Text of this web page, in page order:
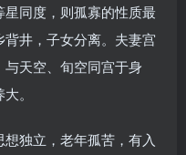
同度，则孤寡的性质最
井，子女分离。夫妻宫
天空、旬空同宫于身
。
独立，老年孤苦，有入